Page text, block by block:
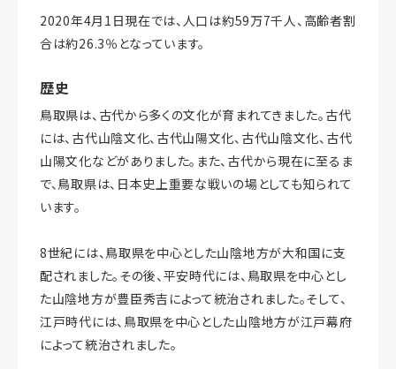
2020年4月1日現在では、人口は約59万7千人、高齢者割
合は約26.3％となっています。
歴史
鳥取県は、古代から多くの文化が育まれてきました。古代
には、古代山陰文化、古代山陽文化、古代山陰文化、古代
山陽文化などがありました。また、古代から現在に至るま
で、鳥取県は、日本史上重要な戦いの場としても知られて
います。
8世紀には、鳥取県を中心とした山陰地方が大和国に支
配されました。その後、平安時代には、鳥取県を中心とし
た山陰地方が豊臣秀吉によって統治されました。そして、
江戸時代には、鳥取県を中心とした山陰地方が江戸幕府
によって統治されました。